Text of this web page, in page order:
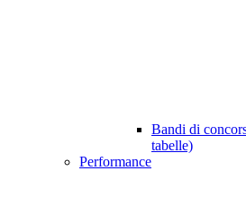
Bandi di
tabelle)
Performance